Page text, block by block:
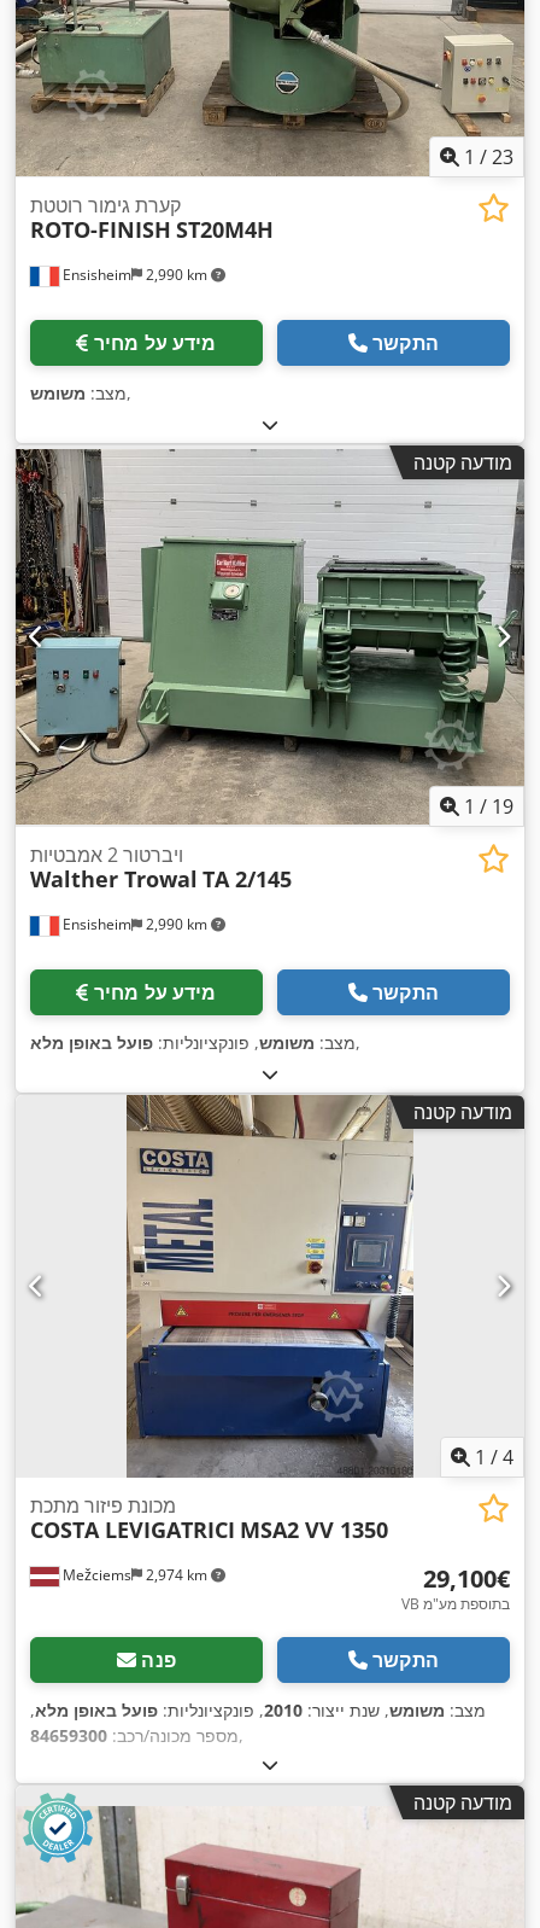
1 /23
Ensisheim 2,990 km
קערת גימור רוטטת
ROTO-FINISH ST20M4H
מידע על מחיר התקשר
מצב: משומש ,
מודעה קטנה
1 / 19
Ensisheim 2,990 km
ויברטור 2 אמבטיות
Walther Trowal TA 2/145
מידע על מחיר התקשר
מצב: משומש, פונקציונליות: פועל באופן מלא ,
מודעה קטנה
1 /4
Mežciems 2,974 km
מכונת פיזור מתכת
COSTA LEVIGATRICI MSA2 VV 1350
‏29,100 ‏€
VB בתוספת מע"מ
פנה התקשר
מצב: משומש, שנת ייצור: 2010, פונקציונליות: פועל באופן מלא,
מספר מכונה/רכב: 84659300 ,
מודעה קטנה